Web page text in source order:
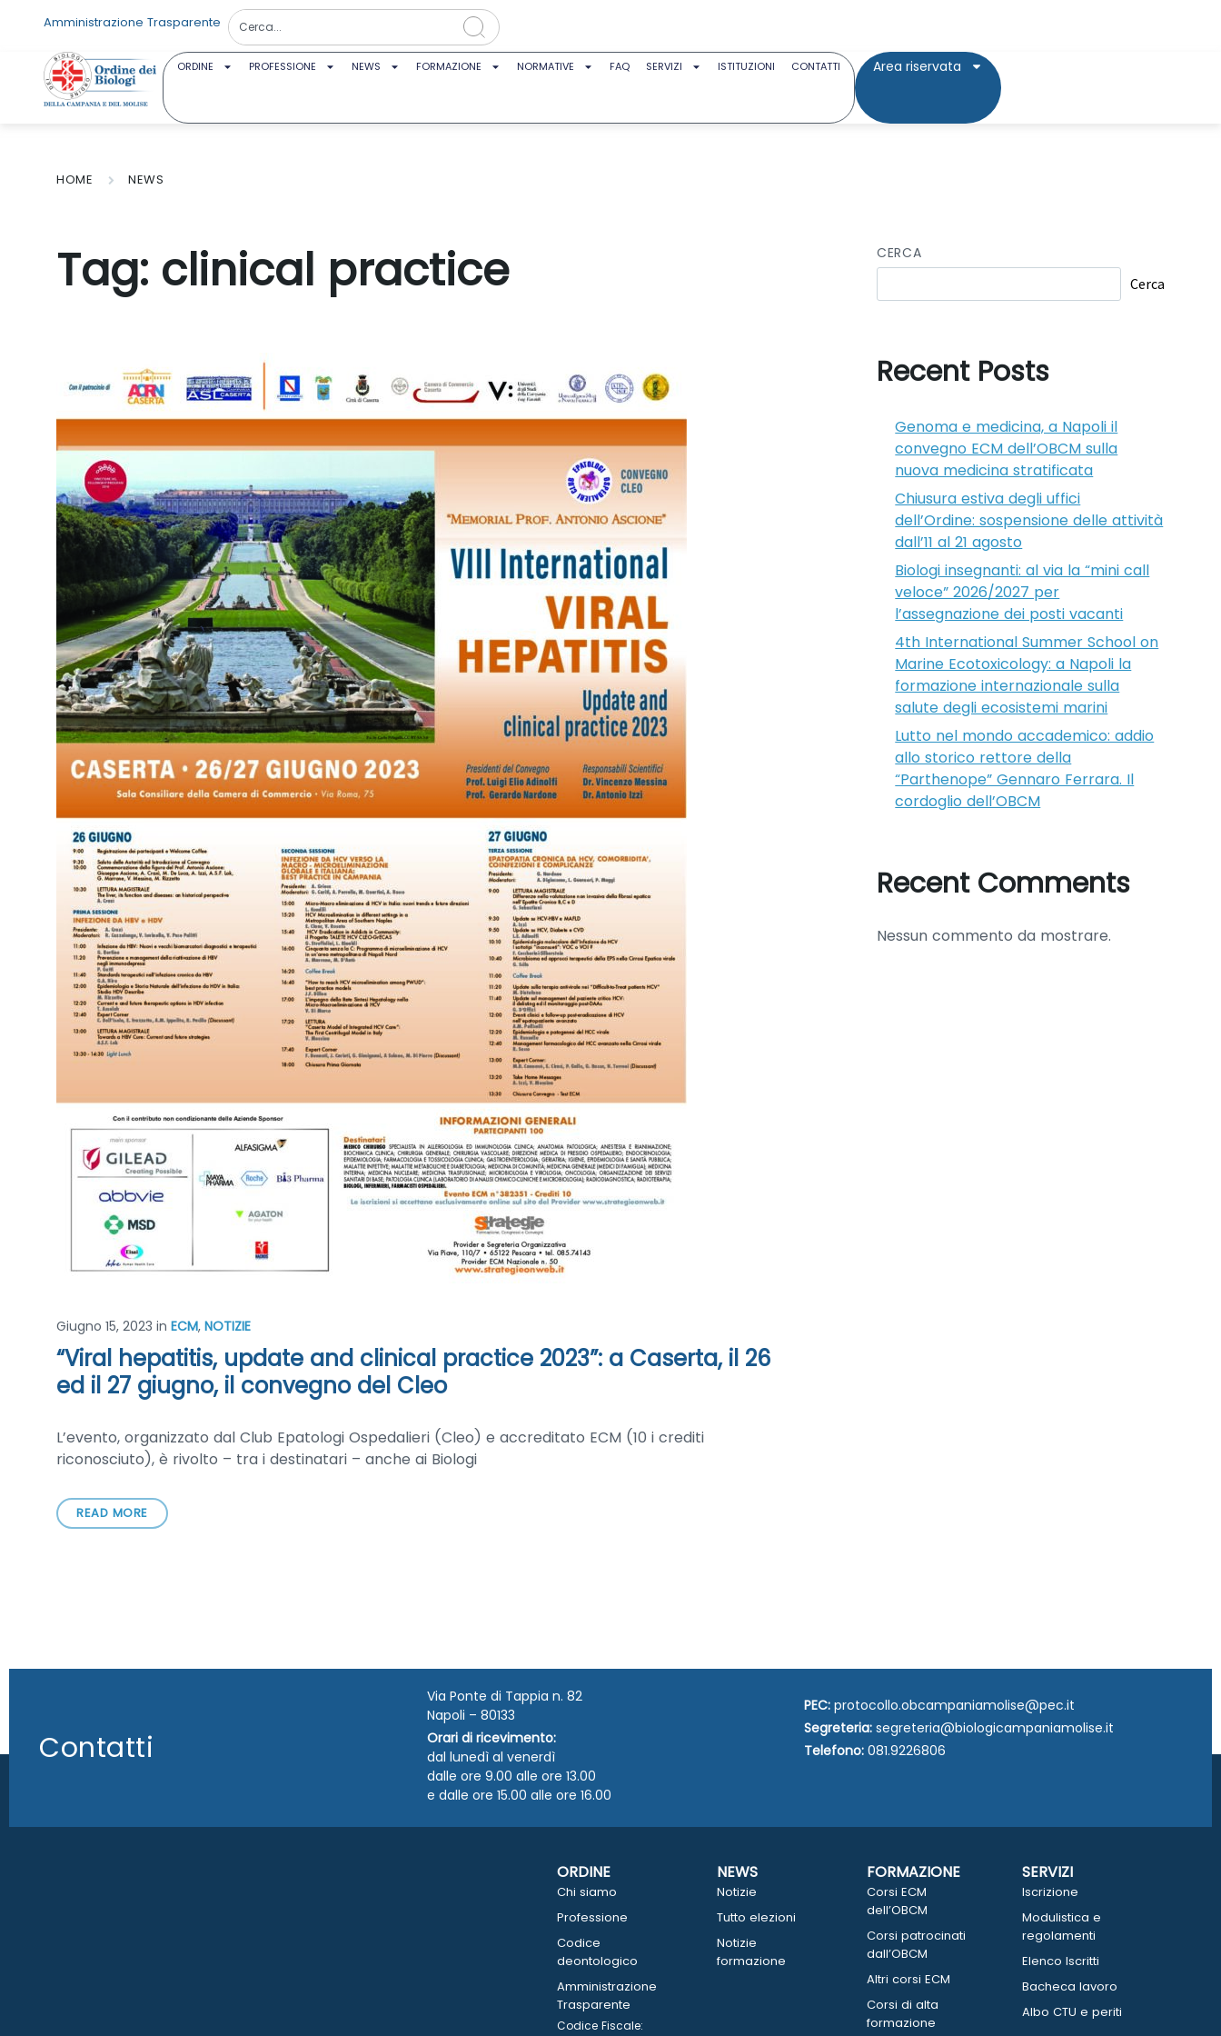
Amministrazione Trasparente
ORDINE PROFESSIONE NEWS FORMAZIONE NORMATIVE FAQ SERVIZI ISTITUZIONI CONTATTI Area riservata
HOME NEWS
Tag: clinical practice
Giugno 15, 2023 in ECM, NOTIZIE
“Viral hepatitis, update and clinical practice 2023”: a Caserta, il 26
ed il 27 giugno, il convegno del Cleo
L’evento, organizzato dal Club Epatologi Ospedalieri (Cleo) e accreditato ECM (10 i crediti
riconosciuto), è rivolto – tra i destinatari – anche ai Biologi
READ MORE
CERCA
Cerca
Recent Posts
Genoma e medicina, a Napoli il
convegno ECM dell’OBCM sulla
nuova medicina stratificata
Chiusura estiva degli uffici
dell’Ordine: sospensione delle attività
dall’11 al 21 agosto
Biologi insegnanti: al via la “mini call
veloce” 2026/2027 per
l’assegnazione dei posti vacanti
4th International Summer School on
Marine Ecotoxicology: a Napoli la
formazione internazionale sulla
salute degli ecosistemi marini
Lutto nel mondo accademico: addio
allo storico rettore della
“Parthenope” Gennaro Ferrara. Il
cordoglio dell’OBCM
Recent Comments
Nessun commento da mostrare.
Contatti
Via Ponte di Tappia n. 82
Napoli – 80133
Orari di ricevimento:
dal lunedì al venerdì
dalle ore 9.00 alle ore 13.00
e dalle ore 15.00 alle ore 16.00
PEC: protocollo.obcampaniamolise@pec.it
Segreteria: segreteria@biologicampaniamolise.it
Telefono: 081.9226806
ORDINE
Chi siamo
Professione
Codice
deontologico
Amministrazione
Trasparente
Codice Fiscale:
NEWS
Notizie
Tutto elezioni
Notizie
formazione
FORMAZIONE
Corsi ECM
dell’OBCM
Corsi patrocinati
dall’OBCM
Altri corsi ECM
Corsi di alta
formazione
SERVIZI
Iscrizione
Modulistica e
regolamenti
Elenco Iscritti
Bacheca lavoro
Albo CTU e periti